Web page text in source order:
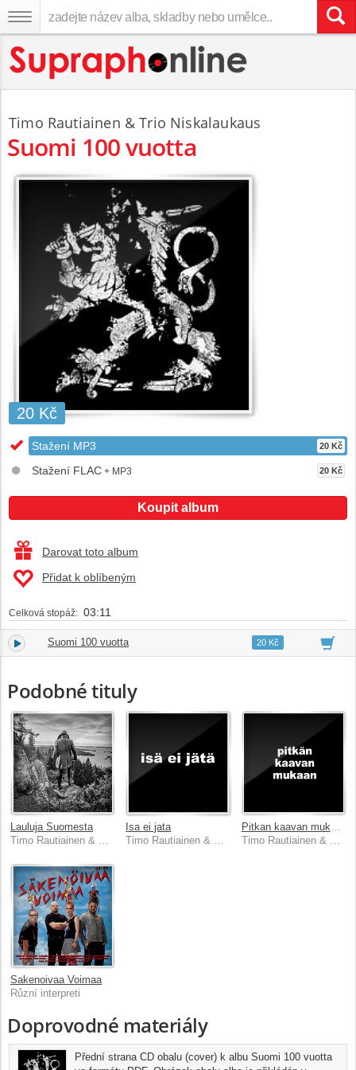
Timo Rautiainen & Trio Niskalaukaus
Suomi 100 vuotta
20 Kč
Stažení MP3 20 Kč
Stažení FLAC + MP3 20 Kč
Koupit album
Darovat toto album
Přidat k oblíbeným
Celková stopáž: 03:11
1. Suomi 100 vuotta 03:1120 Kč
Podobné tituly
Lauluja Suomesta
Isa ei jata
Sakenoivaa Voimaa
Různí interpreti
Doprovodné materiály
Přední strana CD obalu (cover) k albu Suomi 100 vuotta